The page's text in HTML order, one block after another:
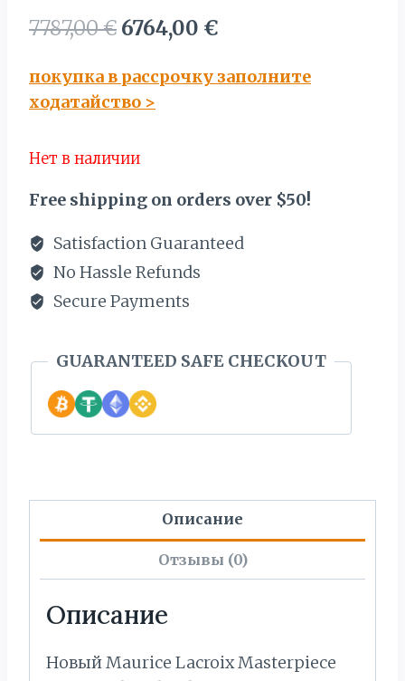
7787,00€ Первоначальная
составляла
6764,00 €
6764,00 €.
покупка в рассрочку заполните
ходатайство >
Нет в наличии
Free shipping on orders over $50!
Satisfaction Guaranteed
No Hassle Refunds
Secure Payments
GUARANTEED SAFE CHECKOUT
Описание
Отзывы (0)
Описание
Новый Maurice Lacroix Masterpiece